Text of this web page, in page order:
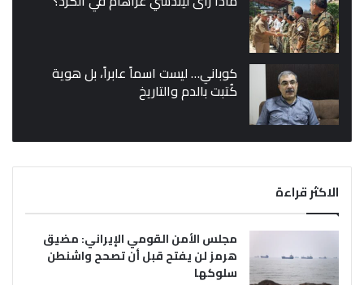
كوباني… ليست اسماً عابراً، بل هوية
كُتبت بالدم والتاريخ
الاكثر قراءة
مجلس الأمن القومي الإيراني: مضيق
هرمز لن يفتح قبل أن تصحح واشنطن
سلوكها